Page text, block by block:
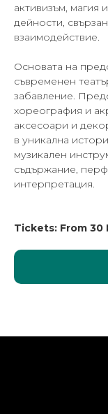
активизъм, магия
дейности,
взаимодействие.
Основата на
съвременен
забавление.
хореография и
аксесоари и
в уникална
музикален
съдържание,
интерпретация.
Tickets: From 30